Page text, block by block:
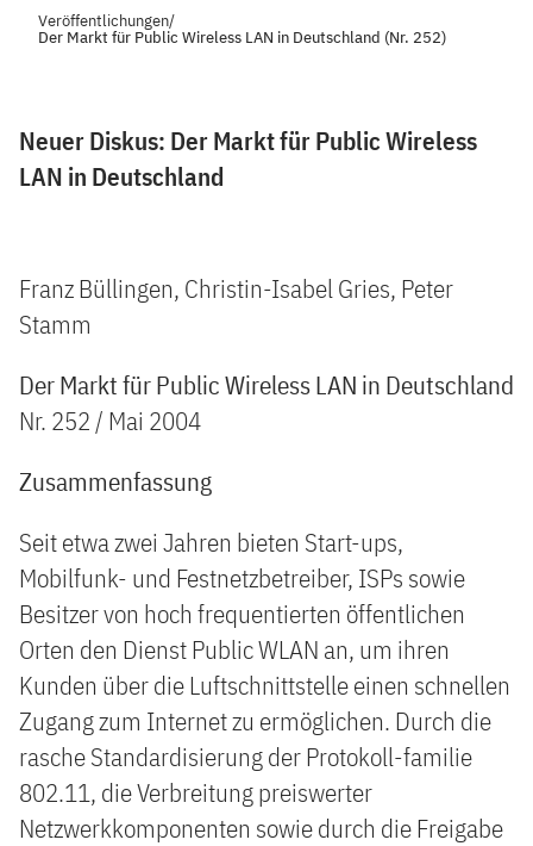
Veröffentlichungen/
Der Markt für Public Wireless LAN in Deutschland (Nr. 252)
Neuer Diskus: Der Markt für Public Wireless
LAN in Deutschland
Franz Büllingen, Christin-Isabel Gries, Peter
Stamm
Der Markt für Public Wireless LAN in Deutschland
Nr. 252 / Mai 2004
Zusammenfassung
Seit etwa zwei Jahren bieten Start-ups,
Mobilfunk- und Festnetzbetreiber, ISPs sowie
Besitzer von hoch frequentierten öffentlichen
Orten den Dienst Public WLAN an, um ihren
Kunden über die Luftschnittstelle einen schnellen
Zugang zum Internet zu ermöglichen. Durch die
rasche Standardisierung der Protokoll-familie
802.11, die Verbreitung preiswerter
Netzwerkkomponenten sowie durch die Freigabe